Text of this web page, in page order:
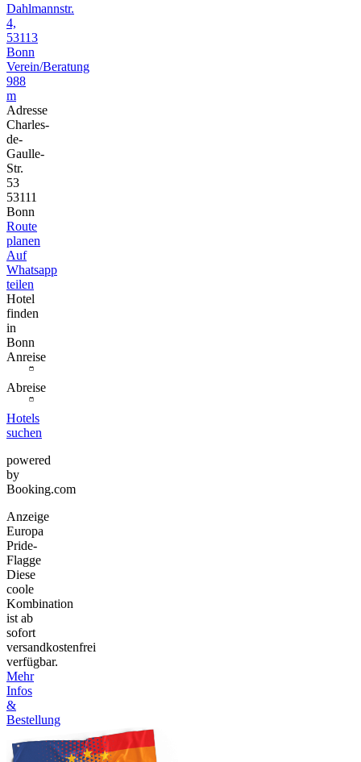
Dahlmannstr.
4,
53113
Bonn
Verein/Beratung
988
m
Adresse
Charles-
de-
Gaulle-
Str.
53
53111
Bonn
Route
planen
Auf
Whatsapp
teilen
Hotel
finden
in
Bonn
Anreise
Abreise
Hotels
suchen
powered
by
Booking.com
Anzeige
Europa
Pride-
Flagge
Diese
coole
Kombination
ist ab
sofort
versandkostenfrei
verfügbar.
Mehr
Infos
&
Bestellung